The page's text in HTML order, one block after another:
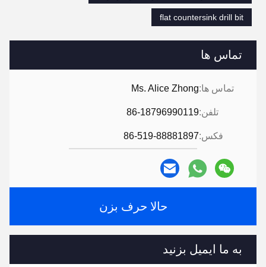
تماس ها
تماس ها:Ms. Alice Zhong
تلفن:86-18796990119
فکس:86-519-88881897
حالا حرف بزن
به ما ایمیل بزنید
flat countersink drill bit